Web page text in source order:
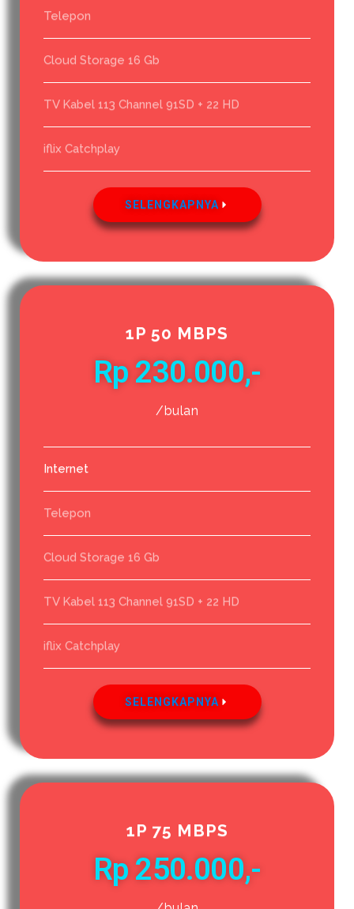
Telepon
Cloud Storage 16 Gb
TV Kabel 113 Channel 91SD + 22 HD
iflix Catchplay
SELENGKAPNYA
1P 50 MBPS
Rp 230.000,-
/bulan
Internet
Telepon
Cloud Storage 16 Gb
TV Kabel 113 Channel 91SD + 22 HD
iflix Catchplay
SELENGKAPNYA
1P 75 MBPS
Rp 250.000,-